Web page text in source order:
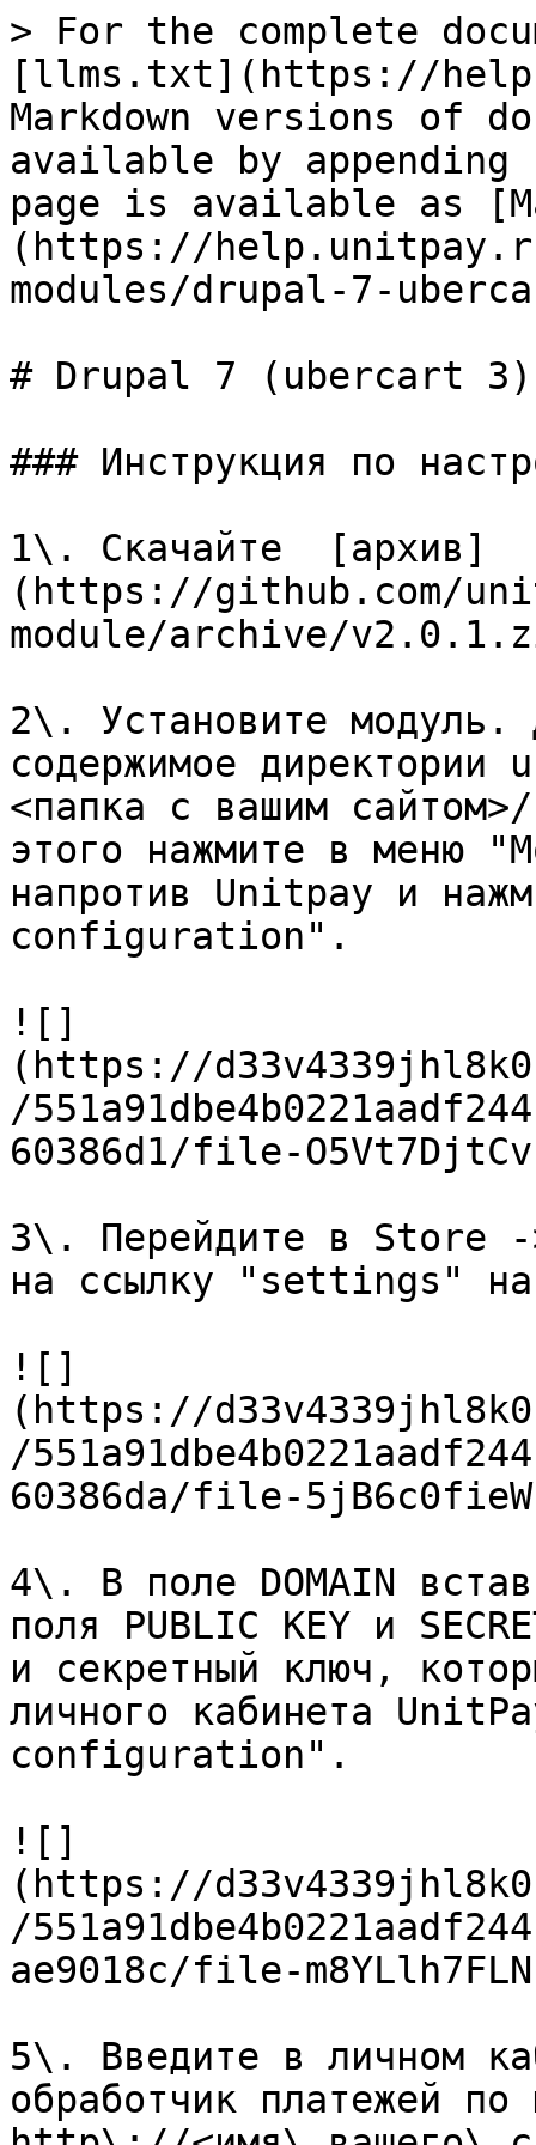
> For the complete
[llms.txt](https://
Markdown versions of
available by
page is available as
(https://
modules/drupal-7-
# Drupal 7 (ubercart 3)
### Инструкция по
1\. Скачайте  [архив]
(https://github.com/
module/archive/
2\. Установите модуль.
содержимое
<папка с вашим
этого нажмите в меню
напротив Unitpay и
configuration".
![]
(https://
/
60386d1/file-
3\. Перейдите в Store -
на ссылку "settings"
![]
(https://
/
60386da/file-
4\. В поле DOMAIN
поля PUBLIC KEY и
и секретный ключ,
личного кабинета
configuration".
![]
(https://
/
ae9018c/file-
5\. Введите в личном
обработчик платежей по